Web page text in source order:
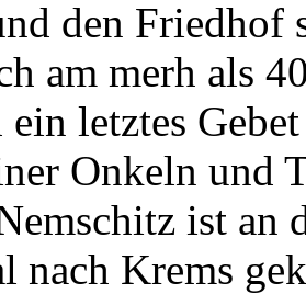
den Friedhof
am merh als
ein letztes
Onkeln und
ist an
nach Krems